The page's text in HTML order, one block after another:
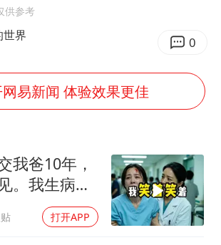
宇树科技发行价格150.80元/股
外交部发言人就广岛核爆81周年等答记者问
佛得角门将亮相智利俱乐部主场
首次证实！“胶球”存在
中方回应是否在太平洋海底开采稀土
27岁女子成组织卖淫集团主犯被通缉
法国将禁止“未经同意的电话营销”
奋进开新局 实干挑大梁
供参考
世界 0
易新闻 体验效果更佳
我爸10年，
。我生病住
打开APP